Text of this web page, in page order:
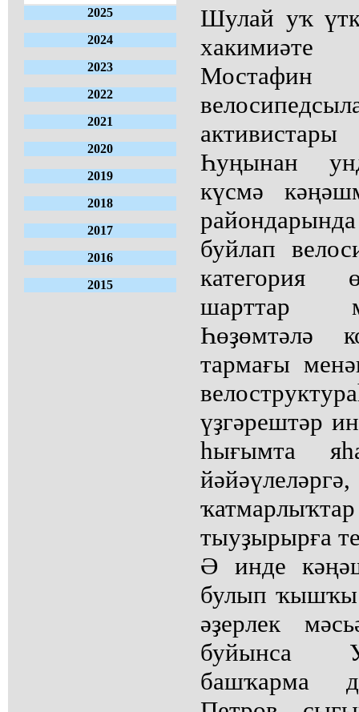
2025
2024
2023
2022
2021
2020
2019
2018
2017
2016
2015
Шулай уҡ
Һуңынан
күсмә
буйлап
категория
шарттар
Һөҙөмтәлә
тармағы
үҙгәрештәр
һығымта
тыуҙырырға
Ә инде
булып ҡышҡы
әҙерлек
буйынса
башҡарма